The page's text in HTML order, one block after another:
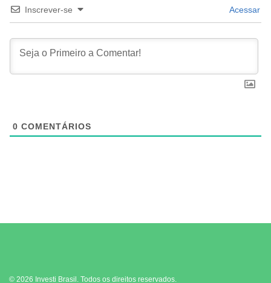
Inscrever-se Acessar
0 COMENTÁRIOS
© 2026 Investi Brasil. Todos os direitos reservados.